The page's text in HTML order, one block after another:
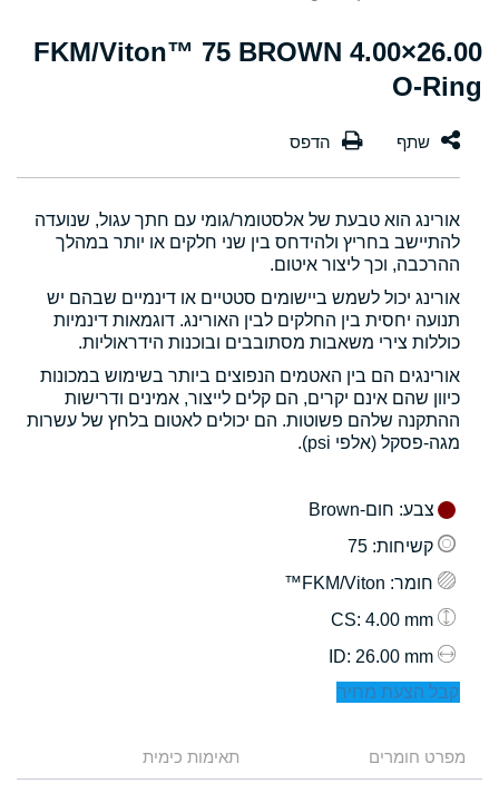
26.00×4.00 FKM/Viton™ 75 BROWN
O-Ring
אורינג הוא טבעת של אלסטומר/גומי עם חתך עגול, שנועדה
להתיישב בחריץ ולהידחס בין שני חלקים או יותר במהלך
ההרכבה, וכך ליצור איטום.
אורינג יכול לשמש ביישומים סטטיים או דינמיים שבהם יש
תנועה יחסית בין החלקים לבין האורינג. דוגמאות דינמיות
כוללות צירי משאבות מסתובבים ובוכנות הידראוליות.
אורינגים הם בין האטמים הנפוצים ביותר בשימוש במכונות
כיוון שהם אינם יקרים, הם קלים לייצור, אמינים ודרישות
ההתקנה שלהם פשוטות. הם יכולים לאטום בלחץ של עשרות
מגה-פסקל (אלפי psi).
צבע: חום-Brown
קשיחות: 75
חומר: FKM/Viton™
: 4.00 mm
: 26.00 mm
קבל הצעת מחיר
מפרט חומרים תאימות כימית